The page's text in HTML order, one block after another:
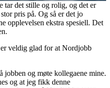
tar det stille og rolig, og det er
pris på. Og så er det jo
opplevelsen ekstra spesiell. Det
veldig glad for at Nordjobb
jobben og møte kollegaene mine.
og at jeg fikk denne